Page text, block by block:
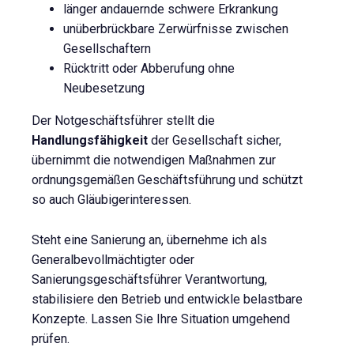
länger andauernde schwere Erkrankung
unüberbrückbare Zerwürfnisse zwischen
Gesellschaftern
Rücktritt oder Abberufung ohne
Neubesetzung
Der Notgeschäftsführer stellt die
Handlungsfähigkeit der Gesellschaft sicher,
übernimmt die notwendigen Maßnahmen zur
ordnungsgemäßen Geschäftsführung und schützt
so auch Gläubigerinteressen.
Steht eine Sanierung an, übernehme ich als
Generalbevollmächtigter oder
Sanierungsgeschäftsführer Verantwortung,
stabilisiere den Betrieb und entwickle belastbare
Konzepte. Lassen Sie Ihre Situation umgehend
prüfen.